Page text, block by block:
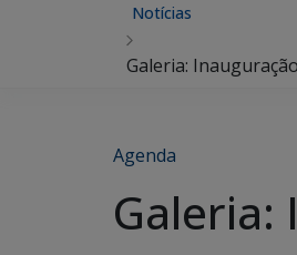
Notícias
Galeria:
Agenda
Galeria: